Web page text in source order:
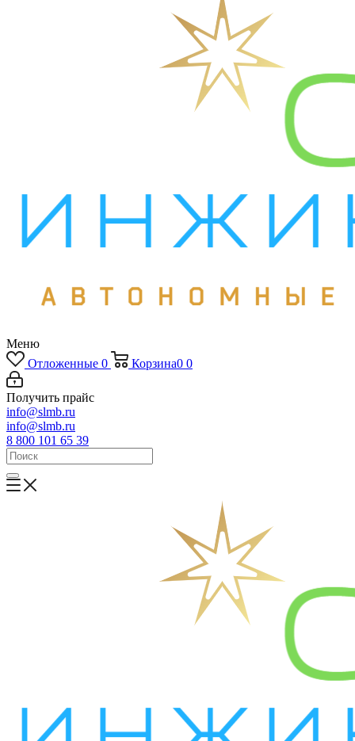
Меню
Отложенные 0 Корзина0 0
Получить прайс
info@slmb.ru
info@slmb.ru
8 800 101 65 39